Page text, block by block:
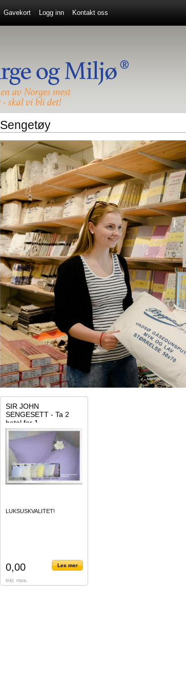
Gavekort Logg inn Kontakt oss
Sengetøy
SIR JOHN
SENGESETT - Ta 2
betal for 1
LUKSUSKVALITET!
0,00
inkl. mva.
Les mer